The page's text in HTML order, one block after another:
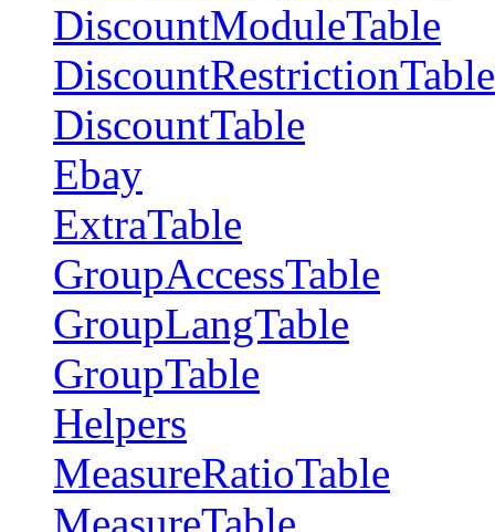
DiscountModuleTable
DiscountRestrictionTable
DiscountTable
Ebay
ExtraTable
GroupAccessTable
GroupLangTable
GroupTable
Helpers
MeasureRatioTable